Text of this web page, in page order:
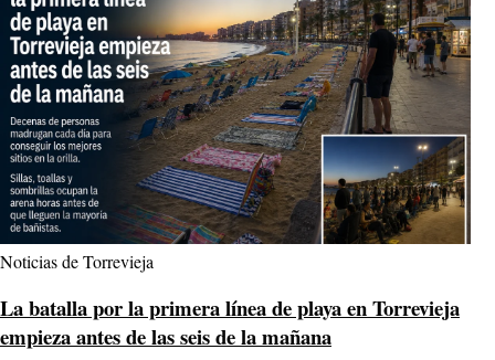
Noticias de Torrevieja
La batalla por la primera línea de playa en Torrevieja
empieza antes de las seis de la mañana